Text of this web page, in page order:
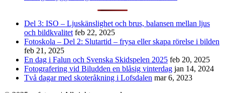
Del 3: ISO – Ljuskänslighet och brus, balansen mellan ljus
och bildkvalitet feb 22, 2025
Fotoskola – Del 2: Slutartid – frysa eller skapa rörelse i bilden
feb 21, 2025
En dag i Falun och Svenska Skidspelen 2025 feb 20, 2025
Fotografering vid Biludden en blåsig vinterdag jan 14, 2024
Två dagar med skoteråkning i Lofsdalen mar 6, 2023